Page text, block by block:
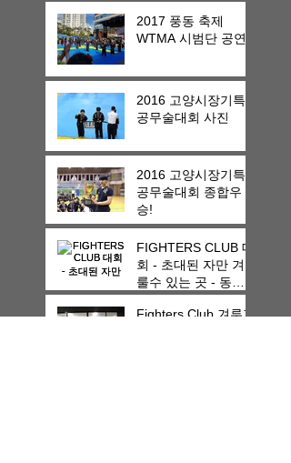
2017 풍동 축제
WTMA 시범단 공연
2016 고양시장기특
공무술대회 사진
2016 고양시장기특
공무술대회 종합우
승!
FIGHTERS CLUB 대
회 - 초대된 자만 겨
룰수 있는 곳 - 동영
상
Fighters Club 겨루기